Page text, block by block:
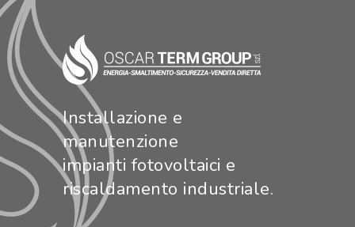
Installazione e
manutenzione
impianti fotovoltaici e
riscaldamento industriale.